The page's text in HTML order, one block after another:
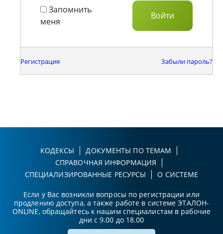
Запомнить
меня
Регистрация Забыли пароль?
КОДЕКСЫ
ДОКУМЕНТЫ ПО ТЕМАМ
СПРАВОЧНАЯ ИНФОРМАЦИЯ
СПЕЦИАЛИЗИРОВАННЫЕ РЕСУРСЫ
О СИСТЕМЕ
Если у Вас возникли вопросы по регистрации или
продлению доступа, а также работе в системе ЭТАЛОН-
ONLINE, обращайтесь к нашим специалистам в рабочие
дни с 9.00 до 18.00